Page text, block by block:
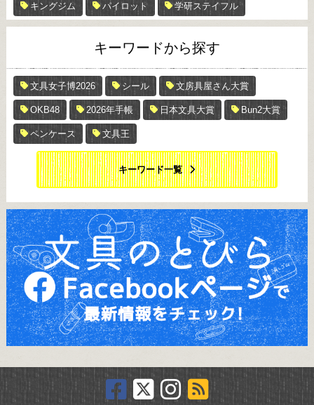
キングジム パイロット 学研ステイフル
キーワードから探す
文具女子博2026 シール 文房具屋さん大賞
OKB48 2026年手帳 日本文具大賞 Bun2大賞
ペンケース 文具王
キーワード一覧